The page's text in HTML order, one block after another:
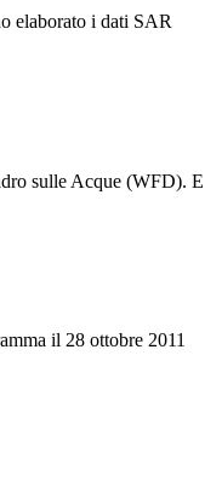
elaborato i dati SAR
sulle Acque (WFD). E
il 28 ottobre 2011